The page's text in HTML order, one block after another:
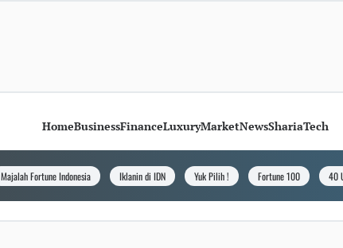
HomeBusinessFinanceLuxuryMarketNewsShariaTech
Majalah Fortune Indonesia Iklanin di IDN Yuk Pilih ! Fortune 100 40